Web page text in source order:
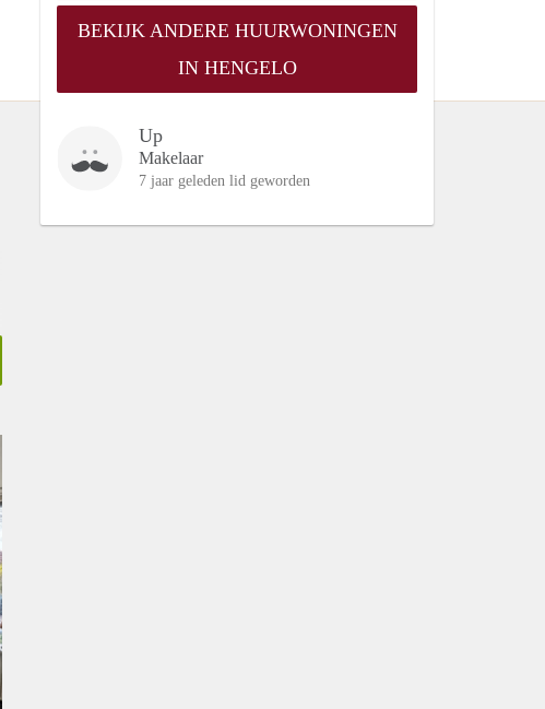
BEKIJK ANDERE HUURWONINGEN
IN HENGELO
Up
Makelaar
7 jaar geleden lid geworden